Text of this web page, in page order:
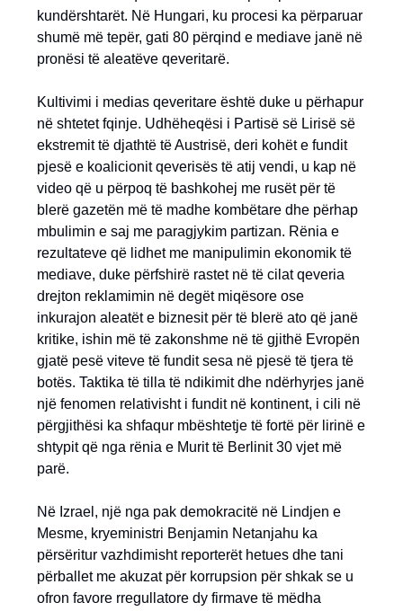
kundërshtarët. Në Hungari, ku procesi ka përparuar
shumë më tepër, gati 80 përqind e mediave janë në
pronësi të aleatëve qeveritarë.
Kultivimi i medias qeveritare është duke u përhapur
në shtetet fqinje. Udhëheqësi i Partisë së Lirisë së
ekstremit të djathtë të Austrisë, deri kohët e fundit
pjesë e koalicionit qeverisës të atij vendi, u kap në
video që u përpoq të bashkohej me rusët për të
blerë gazetën më të madhe kombëtare dhe përhap
mbulimin e saj me paragjykim partizan. Rënia e
rezultateve që lidhet me manipulimin ekonomik të
mediave, duke përfshirë rastet në të cilat qeveria
drejton reklamimin në degët miqësore ose
inkurajon aleatët e biznesit për të blerë ato që janë
kritike, ishin më të zakonshme në të gjithë Evropën
gjatë pesë viteve të fundit sesa në pjesë të tjera të
botës. Taktika të tilla të ndikimit dhe ndërhyrjes janë
një fenomen relativisht i fundit në kontinent, i cili në
përgjithësi ka shfaqur mbështetje të fortë për lirinë e
shtypit që nga rënia e Murit të Berlinit 30 vjet më
parë.
Në Izrael, një nga pak demokracitë në Lindjen e
Mesme, kryeministri Benjamin Netanjahu ka
përsëritur vazhdimisht reporterët hetues dhe tani
përballet me akuzat për korrupsion për shkak se u
ofron favore rregullatore dy firmave të mëdha